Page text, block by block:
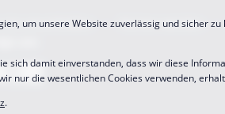
Uns Anschließen Partner werden
um unsere Website zuverlässig und sicher
sich damit einverstanden, dass wir diese
nur die wesentlichen Cookies verwenden,
.